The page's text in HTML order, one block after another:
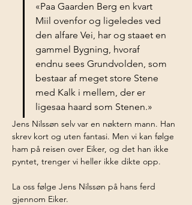
«Paa Gaarden Berg en kvart
Miil ovenfor og ligeledes ved
den alfare Vei, har og staaet en
gammel Bygning, hvoraf
endnu sees Grundvolden, som
bestaar af meget store Stene
med Kalk i mellem, der er
ligesaa haard som Stenen.»
Jens Nilssøn selv var en nøktern mann. Han
skrev kort og uten fantasi. Men vi kan følge
ham på reisen over Eiker, og det han ikke
pyntet, trenger vi heller ikke dikte opp.
La oss følge Jens Nilssøn på hans ferd
gjennom Eiker.